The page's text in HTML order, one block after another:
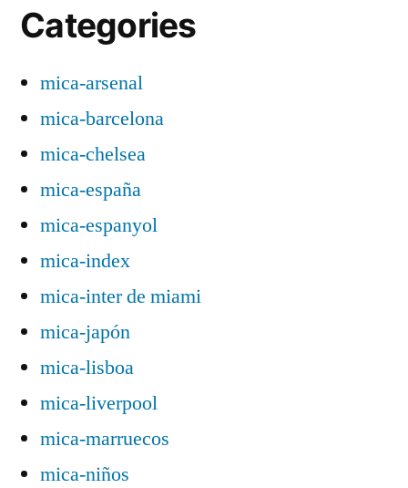
Categories
mica-arsenal
mica-barcelona
mica-chelsea
mica-españa
mica-espanyol
mica-index
mica-inter de miami
mica-japón
mica-lisboa
mica-liverpool
mica-marruecos
mica-niños